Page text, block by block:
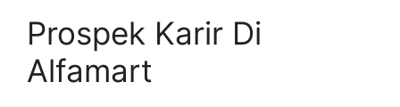
Prospek Karir Di
Alfamart